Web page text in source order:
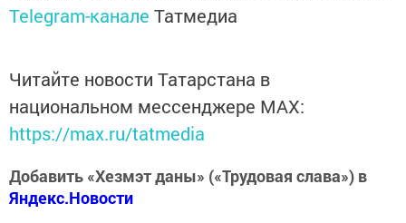
Telegram-канале Татмедиа
Читайте новости Татарстана в
национальном мессенджере MАХ:
https://max.ru/tatmedia
Добавить «Хезмэт даны» («Трудовая слава») в
Яндекс.Новости